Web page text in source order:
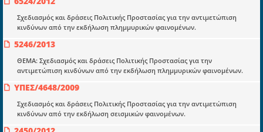
Σχεδιασμός και δράσεις Πολιτικής Προστασίας για την αντιμετώπιση
κινδύνων από την εκδήλωση πλημμυρικών φαινομένων.
5246/2013
ΘΕΜΑ: Σχεδιασμός και δράσεις Πολιτικής Προστασίας για την
αντιμετώπιση κινδύνων από την εκδήλωση πλημμυρικών φαινομένων.
ΥΠΕΣ/4648/2009
Σχεδιασμός και δράσεις Πολιτικής Προστασίας για την αντιμετώπιση
κινδύνων από την εκδήλωση σεισμικών φαινομένων.
Οδηγοί εκκαθάρισης
Νόμοι και προεδρικά διατάγματα
Υπουργικές αποφάσεις
Νομολογία και Γνωμοδοτήσεις ΝΣΚ
Πληροφορίες